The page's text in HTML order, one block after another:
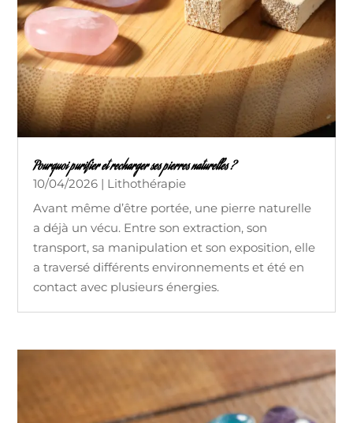
Pourquoi purifier et recharger ses pierres naturelles ?
10/04/2026 | Lithothérapie
Avant même d’être portée, une pierre naturelle
a déjà un vécu. Entre son extraction, son
transport, sa manipulation et son exposition, elle
a traversé différents environnements et été en
contact avec plusieurs énergies.